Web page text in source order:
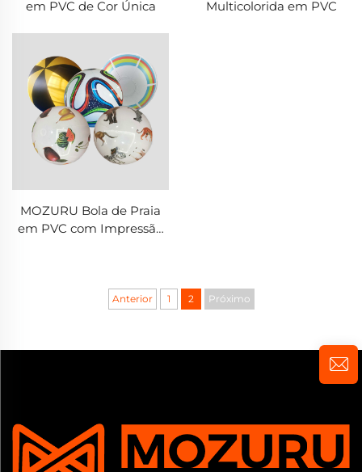
em PVC de Cor Única
Multicolorida em PVC
MOZURU Bola de Praia
em PVC com Impressão
Anterior 1 2 Próximo